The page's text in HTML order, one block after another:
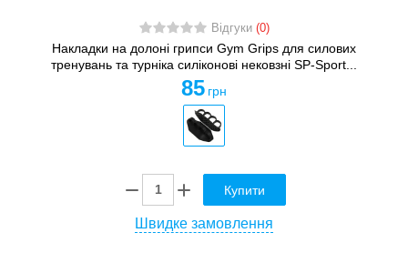
Відгуки (0)
Накладки на долоні грипси Gym Grips для силових
тренувань та турніка силіконові нековзні SP-Sport...
85 грн
Купити
Швидке замовлення